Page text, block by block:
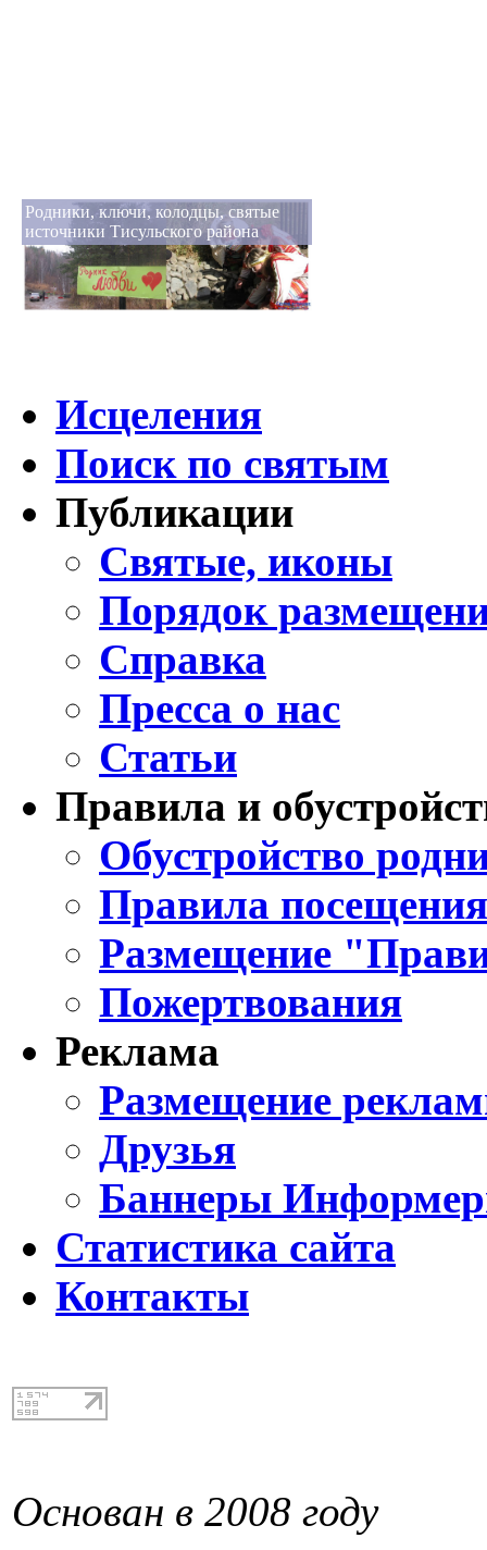
Родники, ключи, колодцы, святые
источники Тисульского района
Исцеления
Поиск по святым
Публикации
Святые, иконы
Порядок
Справка
Пресса о нас
Статьи
Правила и
Обустройство
Правила
Размещение
Пожертвования
Реклама
Размещение
Друзья
Баннеры
Статистика сайта
Контакты
Основан в 2008 году